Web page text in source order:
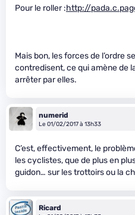
Pour le roller :http://
Mais bon, les forces de l’ordre
contredisent, ce qui amène de
arrêter par elles.
numerid
Le 01/02/2017 à 13h33
C’est, effectivement, le
les cyclistes, que de plus en
guidon… sur les trottoirs ou la
Ricard